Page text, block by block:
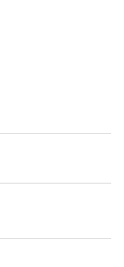
ん。
にお願いします。